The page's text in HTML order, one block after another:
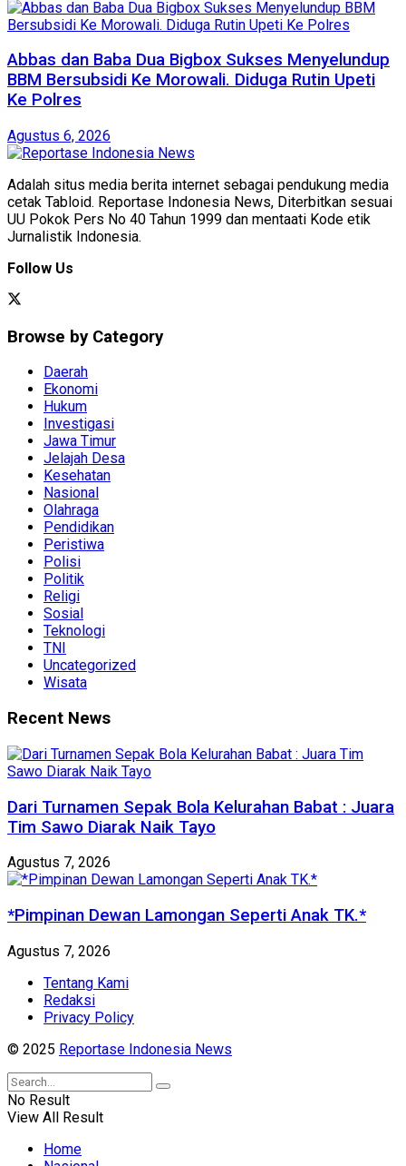
Abbas dan Baba Dua Bigbox Sukses Menyelundup
BBM Bersubsidi Ke Morowali. Diduga Rutin Upeti
Ke Polres
Agustus 6, 2026
Adalah situs media berita internet sebagai pendukung media
cetak Tabloid. Reportase Indonesia News, Diterbitkan sesuai
UU Pokok Pers No 40 Tahun 1999 dan mentaati Kode etik
Jurnalistik Indonesia.
Follow Us
Browse by Category
Daerah
Ekonomi
Hukum
Investigasi
Jawa Timur
Jelajah Desa
Kesehatan
Nasional
Olahraga
Pendidikan
Peristiwa
Polisi
Politik
Religi
Sosial
Teknologi
TNI
Uncategorized
Wisata
Recent News
Dari Turnamen Sepak Bola Kelurahan Babat : Juara
Tim Sawo Diarak Naik Tayo
Agustus 7, 2026
*Pimpinan Dewan Lamongan Seperti Anak TK.*
Agustus 7, 2026
Tentang Kami
Redaksi
Privacy Policy
© 2025 Reportase Indonesia News
No Result
View All Result
Home